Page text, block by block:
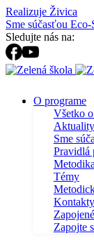
Realizuje Živica
Sme súčasťou Eco-
Sledujte nás na:
O programe
Všetko
Aktuality
Sme
Pravidlá
Témy
Kontakty
Zapojte